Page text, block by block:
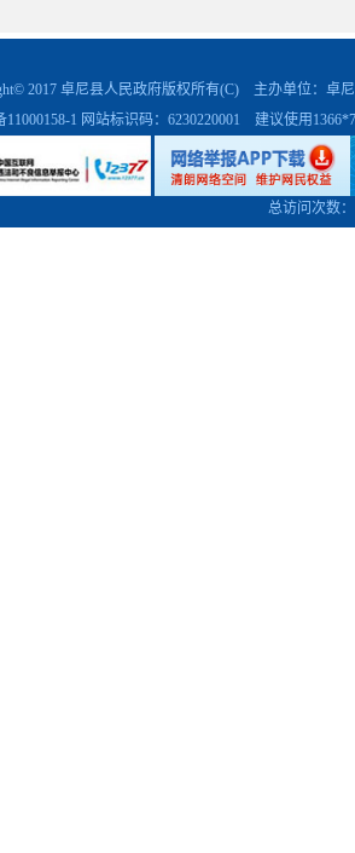
2017 卓尼县人民政府版权所有(C) 主办单位：卓
11000158-1 网站标识码：6230220001 建议使用
总访问次数：